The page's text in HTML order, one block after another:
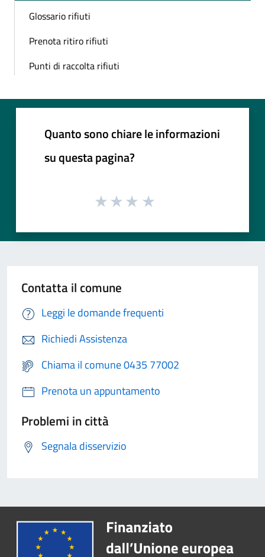
Glossario rifiuti
Prenota ritiro rifiuti
Punti di raccolta rifiuti
Quanto sono chiare le informazioni
su questa pagina?
Contatta il comune
Leggi le domande frequenti
Richiedi Assistenza
Chiama il comune 0435 77002
Prenota un appuntamento
Problemi in città
Segnala disservizio